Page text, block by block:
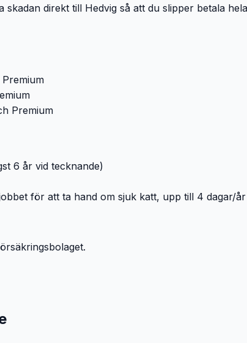
skadan direkt till Hedvig så att du slipper betala
Premium
6 år vid tecknande)
för att ta hand om sjuk katt, upp till 4 dagar/år